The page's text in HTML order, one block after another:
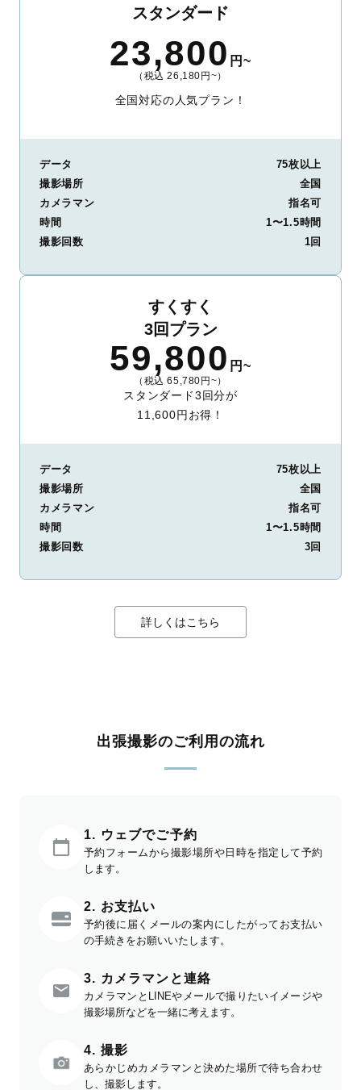
スタンダード
23,800 円~
（税込 26,180円~）
全国対応の人気プラン！
データ
75枚以上
撮影場所
全国
カメラマン
指名可
時間
1〜1.5時間
撮影回数
1回
すくすく
3回プラン
59,800 円~
（税込 65,780円~）
スタンダード3回分が
11,600円お得！
データ
75枚以上
撮影場所
全国
カメラマン
指名可
時間
1〜1.5時間
撮影回数
3回
詳しくはこちら
出張撮影のご利用の流れ
1. ウェブでご予約
予約フォームから撮影場所や日時を指定して予約
します。
2. お支払い
予約後に届くメールの案内にしたがってお支払い
の手続きをお願いいたします。
3. カメラマンと連絡
カメラマンとLINEやメールで撮りたいイメージや
撮影場所などを一緒に考えます。
4. 撮影
あらかじめカメラマンと決めた場所で待ち合わせ
し、撮影します。